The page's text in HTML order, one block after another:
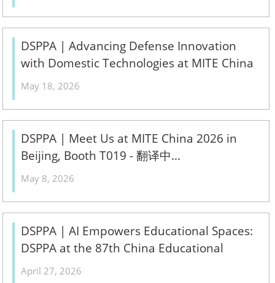
DSPPA | Advancing Defense Innovation
with Domestic Technologies at MITE China
2026 - 翻译中...
May 18, 2026
DSPPA | Meet Us at MITE China 2026 in
Beijing, Booth T019 - 翻译中...
May 8, 2026
DSPPA | AI Empowers Educational Spaces:
DSPPA at the 87th China Educational
Equipment Exhibition - 翻译中...
April 27, 2026